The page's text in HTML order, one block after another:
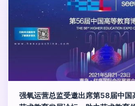
强氧运营总监受邀出席第58届中国